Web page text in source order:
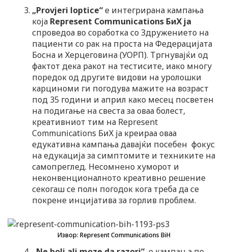
„Provjeri loptice“е интегрирана кампања
која Represent Communications БиХ ја
спроведоа во соработка со Здружението на
пациенти со рак на проста на Федерацијата
Босна и Херцеговина (УОРП). Тргнувајќи од
фактот дека ракот на тестисите, иако многу
поредок од другите видови на уролошки
карциноми ги погодува мажите на возраст
под 35 години и април како месец посветен
на подигање на свеста за оваа болест,
креативниот тим на Represent
Communications БиХ ја креираа оваа
едукативна кампања давајќи посебен фокус
на едукација за симптомите и техниките на
самопреглед. Несомнено хуморот и
неконвенционалното креативно решение
секогаш се полн погодок кога треба да се
покрене инцијатива за горлив проблем.
Извор: Represent Communications BiH